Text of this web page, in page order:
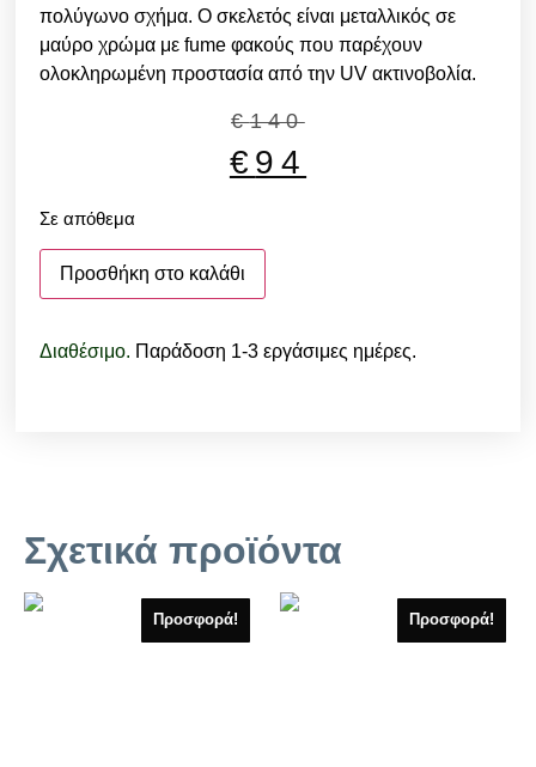
πολύγωνο σχήμα. Ο σκελετός είναι μεταλλικός σε
μαύρο χρώμα με fume φακούς που παρέχουν
ολοκληρωμένη προστασία από την UV ακτινοβολία.
€140
€ 94
Σε απόθεμα
Προσθήκη στο καλάθι
Διαθέσιμο. Παράδοση 1-3 εργάσιμες ημέρες.
Σχετικά προϊόντα
Προσφορά! Προσφορά!